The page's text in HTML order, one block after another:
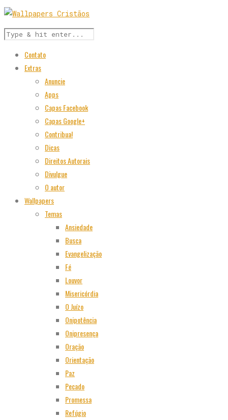
Contato
Extras
Anuncie
Apps
Capas Facebook
Capas Google+
Contribua!
Dicas
Direitos Autorais
Divulgue
O autor
Wallpapers
Temas
Ansiedade
Busca
Evangelização
Fé
Louvor
Misericórdia
O Juízo
Onipotência
Onipresença
Oração
Orientação
Paz
Pecado
Promessa
Refúgio